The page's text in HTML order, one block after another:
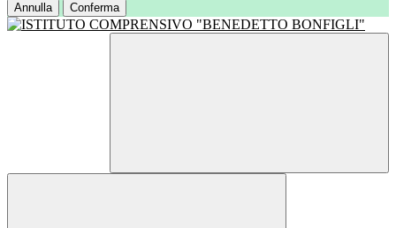
Annulla Conferma